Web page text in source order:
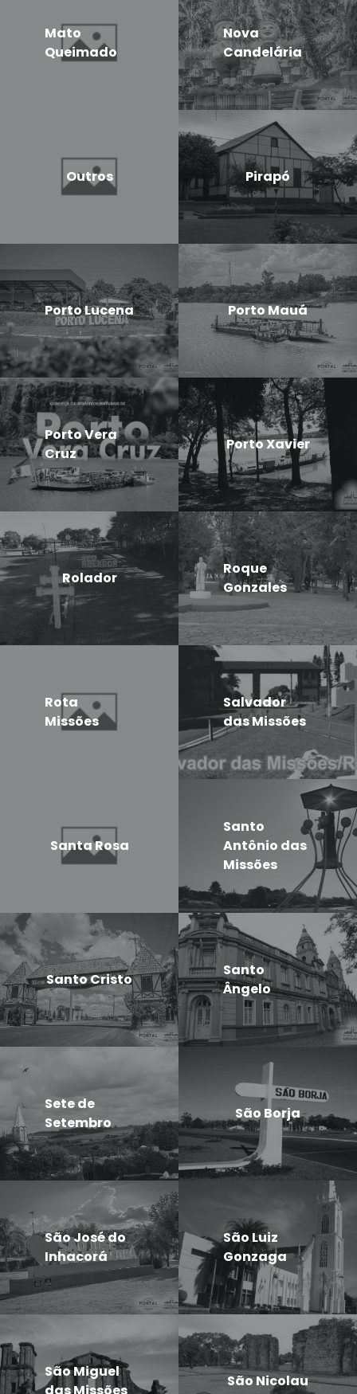
Mato
Queimado
Nova
Candelária
Outros Pirapó
Porto Lucena Porto Mauá
Porto Vera
Cruz
Porto Xavier
Rolador
Roque
Gonzales
Rota
Missões
Salvador
das Missões
Santa Rosa
Santo
Antônio das
Missões
Santo Cristo
Santo
Ângelo
Sete de
Setembro
São Borja
São José do
Inhacorá
São Luiz
Gonzaga
São Miguel
das Missões
São Nicolau